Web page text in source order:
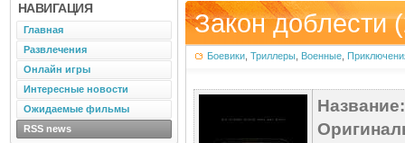
Закон доблести
Боевики Триллеры Военные
Название:
НАВИГАЦИЯ
Главная
Развлечения
Онлайн игры
Интересные новости
Ожидаемые фильмы
RSS news